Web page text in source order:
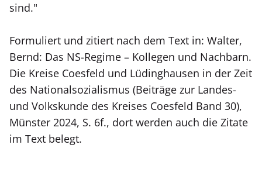
sind."
Formuliert und zitiert nach dem Text in: Walter,
Bernd: Das NS-Regime – Kollegen und Nachbarn.
Die Kreise Coesfeld und Lüdinghausen in der Zeit
des Nationalsozialismus (Beiträge zur Landes-
und Volkskunde des Kreises Coesfeld Band 30),
Münster 2024, S. 6f., dort werden auch die Zitate
im Text belegt.